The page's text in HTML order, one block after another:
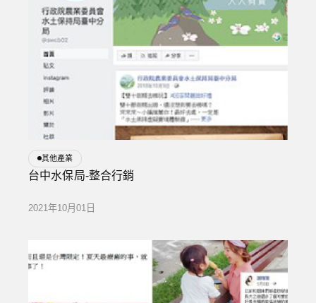
其他產業
台中水保局-整合行銷
2021年10月01日